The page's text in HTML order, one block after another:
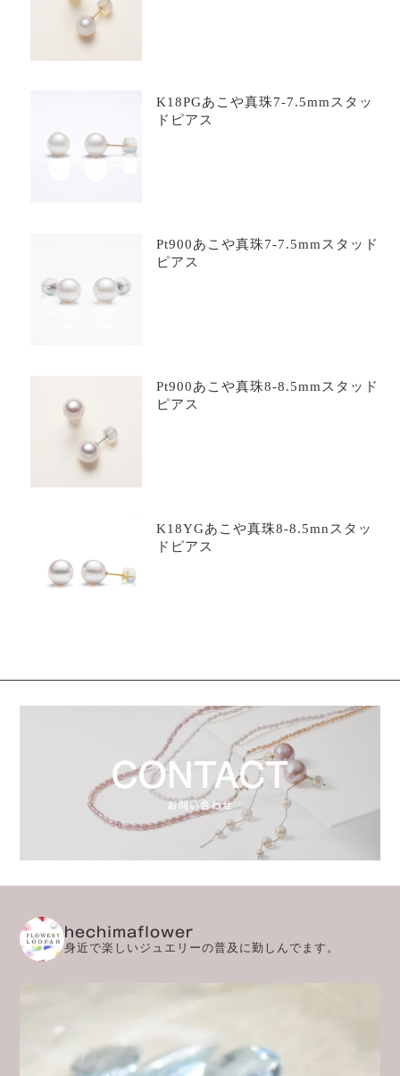
K18PGあこや真珠7-7.5mmスタッ
ドピアス
Pt900あこや真珠7-7.5mmスタッド
ピアス
Pt900あこや真珠8-8.5mmスタッド
ピアス
K18YGあこや真珠8-8.5mnスタッ
ドピアス
hechimaflower
身近で楽しいジュエリーの普及に勤しんでます。